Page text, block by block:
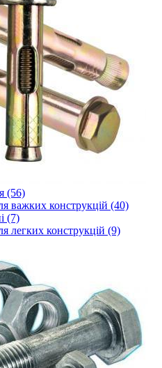
(56)
важких конструкцій (40)
(7)
легких конструкцій (9)